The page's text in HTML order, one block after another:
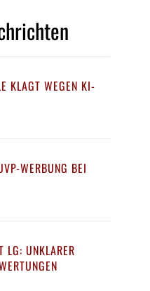
KLAGT WEGEN KI-
WERBUNG BEI
LG: UNKLARER